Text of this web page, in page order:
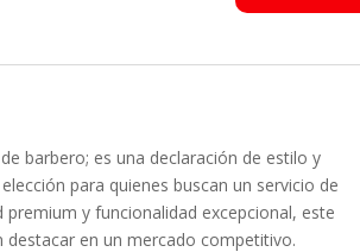
barbero; es una declaración de estilo y
para quienes buscan un servicio de
y funcionalidad excepcional, este
destacar en un mercado competitivo.